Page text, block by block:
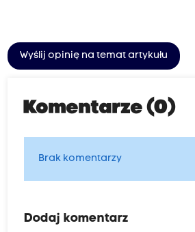
Wyślij opinię na temat artykułu
Komentarze (0)
Brak komentarzy
Dodaj komentarz